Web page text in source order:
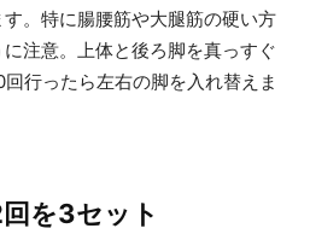
。特に腸腰筋や大腿筋の硬い方
注意。上体と後ろ脚を真っすぐ
行ったら左右の脚を入れ替えま
を3セット